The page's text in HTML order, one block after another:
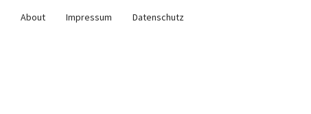
About Impressum
Datenschutz